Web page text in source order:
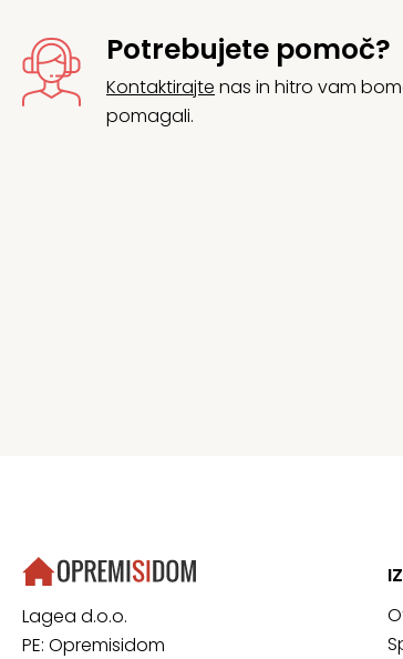
Potrebujete pomoč?
Kontaktirajte nas in hitro vam
pomagali.
Lagea d.o.o.
PE: Opremisidom